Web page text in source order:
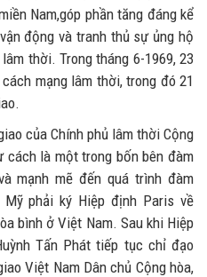
Nam,góp phần tăng đáng kể
động và tranh thủ sự ủng hộ
thời. Trong tháng 6-1969, 23
mạng lâm thời, trong đó 21
của Chính phủ lâm thời Cộng
cách là một trong bốn bên đàm
mạnh mẽ đến quá trình đàm
phải ký Hiệp định Paris về
bình ở Việt Nam. Sau khi Hiệp
Tấn Phát tiếp tục chỉ đạo
Việt Nam Dân chủ Cộng hòa,